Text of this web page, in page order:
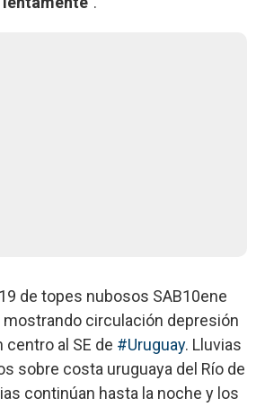
de topes nubosos SAB10ene
mostrando circulación depresión
al SE de #Uruguay. Lluvias
sobre costa uruguaya del Río de
continúan hasta la noche y los